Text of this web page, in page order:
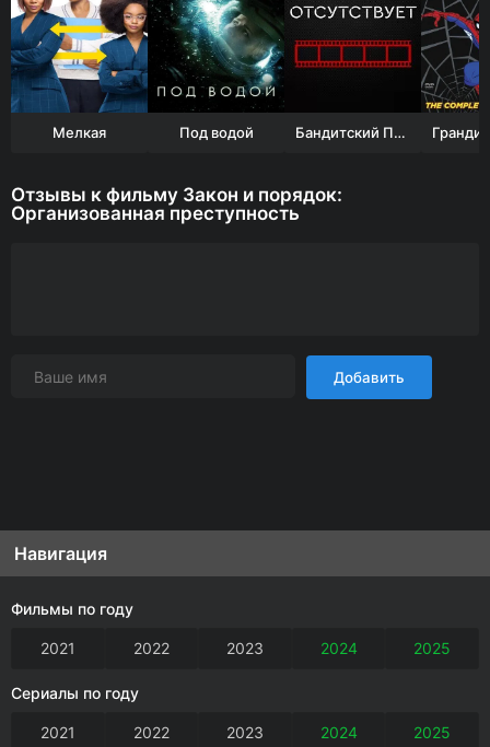
Мелкая Под водой Бандитский Петербург 10: Расплата
Отзывы к фильму Закон и порядок:
Организованная преступность
Добавить
Навигация
Фильмы по году
2021 2022 2023 2024 2025
Сериалы по году
2021 2022 2023 2024 2025